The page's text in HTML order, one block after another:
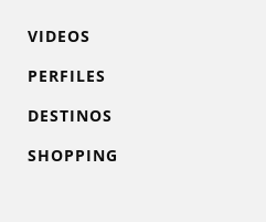
VIDEOS
PERFILES
DESTINOS
SHOPPING